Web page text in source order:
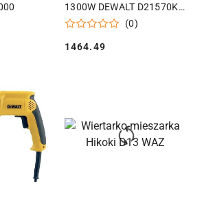
1300W DEWALT D21570K-
QS
(0)
Cena:
1464.49